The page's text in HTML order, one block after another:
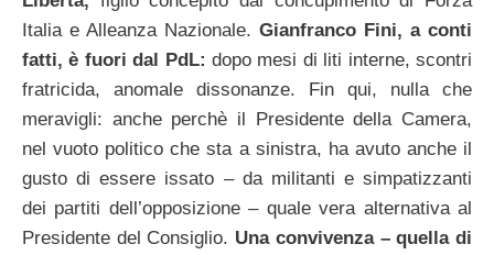
Italia e Alleanza Nazionale. Gianfranco Fini, a conti
fatti, è fuori dal PdL: dopo mesi di liti interne, scontri
fratricida, anomale dissonanze. Fin qui, nulla che
meravigli: anche perchè il Presidente della Camera,
nel vuoto politico che sta a sinistra, ha avuto anche il
gusto di essere issato – da militanti e simpatizzanti
dei partiti dell’opposizione – quale vera alternativa al
Presidente del Consiglio. Una convivenza – quella di